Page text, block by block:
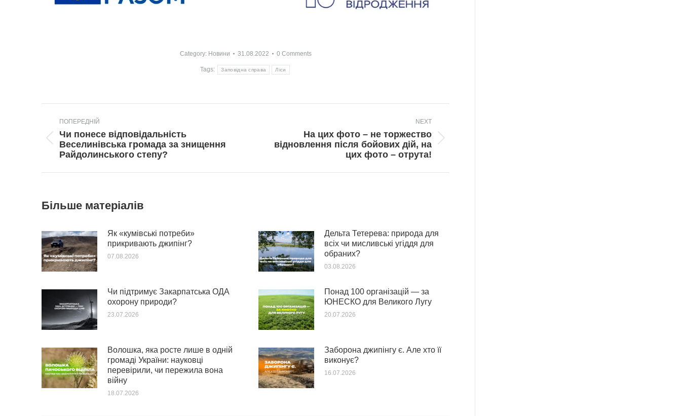
Category: Новини 31.08.2022 0 Comments
Tags: Заповідна справа Ліси
navigation
ПОПЕРЕДНІЙ
Попередній
пост:
Чи понесе відповідальність
Веселинівська громада за знищення
Райдолинського степу?
NEXT
Next
На цих фото – не торжество
відновлення після бойових дій, на
цих фото – отрута!
Більше матеріалів
Як «кумівські потреби»
прикривають джипінг?
07.08.2026
Дельта Тетерева: природа для
всіх чи мисливські угіддя для
обраних?
03.08.2026
Чи підтримує Закарпатська ОДА
охорону природи?
23.07.2026
Понад 100 організацій — за
ЮНЕСКО для Великого Лугу
20.07.2026
Волошка, яка росте лише в одній
громаді України: науковці
перевірили, чи пережила вона
війну
18.07.2026
Заборона джипінгу є. Але хто її
виконує?
16.07.2026